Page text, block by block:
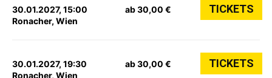
30.01.2027, 15:00
Ronacher, Wien
ab 30,00 € TICKETS
30.01.2027, 19:30
Ronacher, Wien
ab 30,00 € TICKETS